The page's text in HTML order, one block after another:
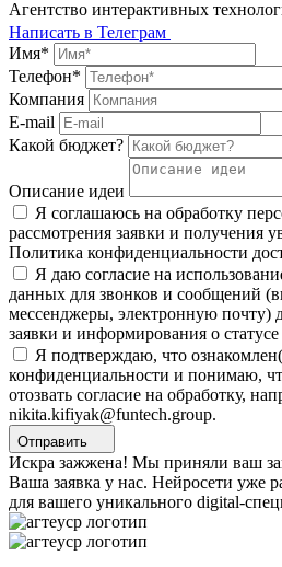
Агентство интерактивных
Написать в Телеграм
Имя*
Телефон*
Компания
E-mail
Какой бюджет?
Описание идеи
Я соглашаюсь на обработку
рассмотрения заявки и получения
Политика конфиденциальности
Я даю согласие на
данных для звонков и сообщений
мессенджеры, электронную почту)
заявки и информирования о статусе
Я подтверждаю, что
конфиденциальности и понимаю,
отозвать согласие на обработку,
nikita.kifiyak@funtech.group.
Отправить
Искра зажжена! Мы приняли ваш
Ваша заявка у нас. Нейросети уже
для вашего уникального digital-